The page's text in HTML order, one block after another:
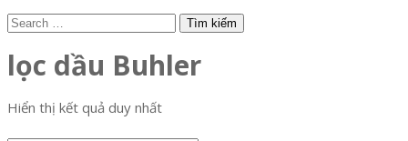
lọc dầu Buhler
Hiển thị kết quả duy nhất